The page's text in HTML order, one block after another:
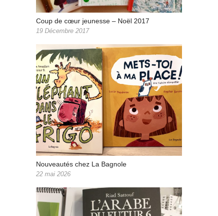
Coup de cœur jeunesse – Noël 2017
19 Décembre 2017
Nouveautés chez La Bagnole
22 mai 2026